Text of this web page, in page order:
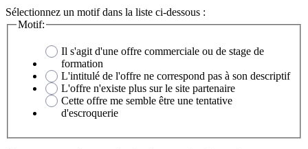
Sélectionnez un motif dans la liste ci-dessous :
Motif:
Il s'agit d'une offre commerciale ou de stage de
formation
L'intitulé de l'offre ne correspond pas à son descriptif
L'offre n'existe plus sur le site partenaire
Cette offre me semble être une tentative
d'escroquerie